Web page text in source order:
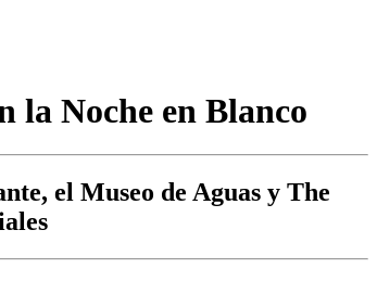
la Noche en Blanco
el Museo de Aguas y The